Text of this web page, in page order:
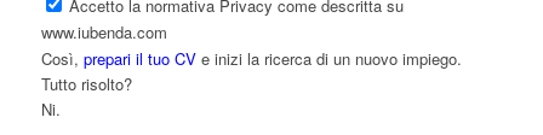
Accetto la normativa Privacy come descritta su
www.iubenda.com
Così, prepari il tuo CVe inizi la ricerca di un nuovo impiego.
Tutto risolto?
Ni.